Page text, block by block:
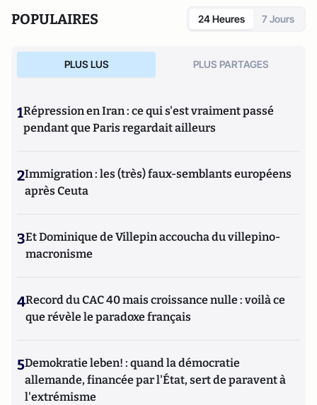
POPULAIRES 24 Heures 7 Jours
PLUS LUS PLUS PARTAGES
1Répression en Iran : ce qui s'est vraiment passé
pendant que Paris regardait ailleurs
2Immigration : les (très) faux-semblants européens
après Ceuta
3Et Dominique de Villepin accoucha du villepino-
macronisme
4Record du CAC 40 mais croissance nulle : voilà ce
que révèle le paradoxe français
5Demokratie leben! : quand la démocratie
allemande, financée par l'État, sert de paravent à
l'extrémisme